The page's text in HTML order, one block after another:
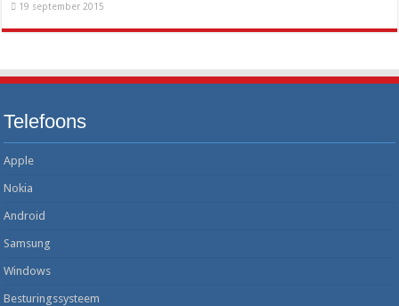
19 september 2015
Telefoons
Apple
Nokia
Android
Samsung
Windows
Besturingssysteem